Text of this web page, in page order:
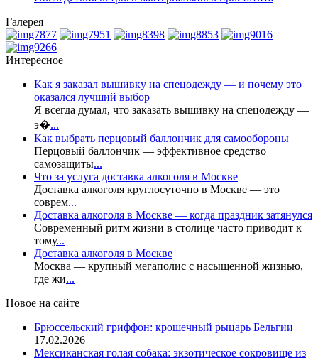
Галерея
Интересное
Как я заказал вышивку на спецодежду — и почему это
оказался лучший выбор
Я всегда думал, что заказать вышивку на спецодежду —
э�...
Как выбрать перцовый баллончик для самообороны
Перцовый баллончик — эффективное средство
самозащиты...
Что за услуга доставка алкоголя в Москве
Доставка алкоголя круглосуточно в Москве — это
соврем...
Доставка алкоголя в Москве — когда праздник затянулся
Современный ритм жизни в столице часто приводит к
тому...
Доставка алкоголя в Москве
Москва — крупный мегаполис с насыщенной жизнью,
где жи...
Новое на сайте
Брюссельский гриффон: крошечный рыцарь Бельгии
17.02.2026
Мексиканская голая собака: экзотическое сокровище из